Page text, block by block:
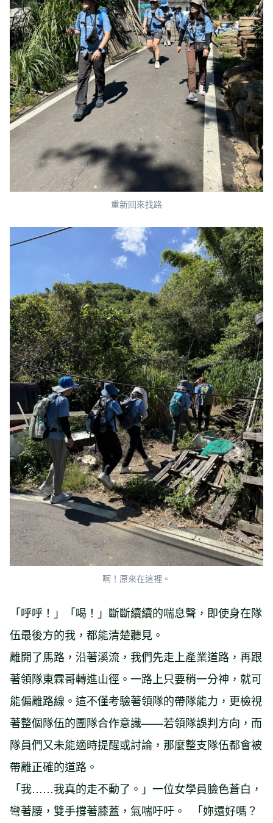
重新回來找路
啊！原來在這裡。
「呼呼！」「喝！」斷斷續續的喘息聲，即使身在隊
伍最後方的我，都能清楚聽見。
離開了馬路，沿著溪流，我們先走上產業道路，再跟
著領隊東霖哥轉進山徑。一路上只要稍一分神，就可
能偏離路線。這不僅考驗著領隊的帶隊能力，更檢視
著整個隊伍的團隊合作意識——若領隊誤判方向，而
隊員們又未能適時提醒或討論，那麼整支隊伍都會被
帶離正確的道路。
「我……我真的走不動了。」一位女學員臉色蒼白，
彎著腰，雙手撐著膝蓋，氣喘吁吁。 「妳還好嗎？